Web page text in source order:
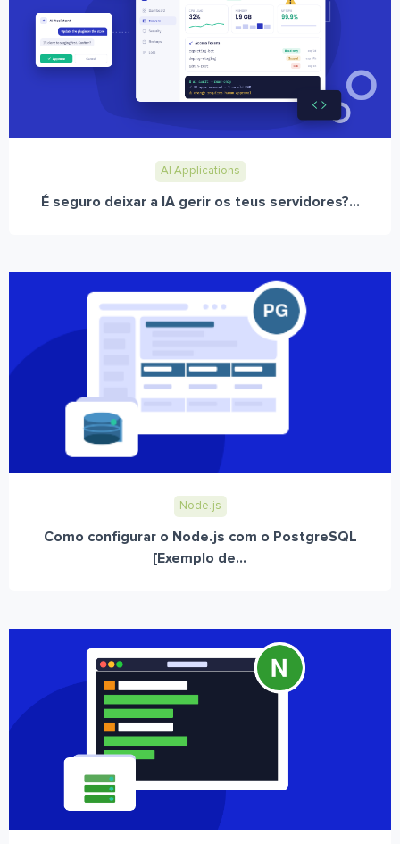
AI Applications
É seguro deixar a IA gerir os teus servidores?...
Node.js
Como configurar o Node.js com o PostgreSQL
[Exemplo de...